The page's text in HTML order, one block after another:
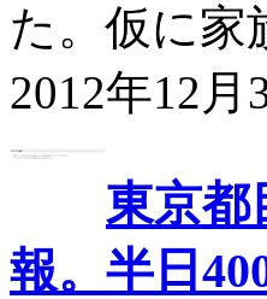
た。仮に家
2012年12月
東京都
報。半日